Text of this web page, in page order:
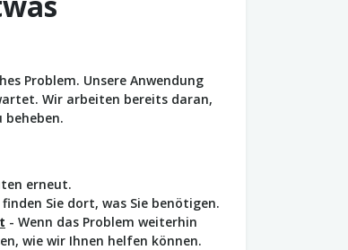
Problem. Unsere Anwendung
Wir arbeiten bereits daran,
beheben.
erneut.
Sie dort, was Sie benötigen.
- Wenn das Problem weiterhin
wie wir Ihnen helfen können.